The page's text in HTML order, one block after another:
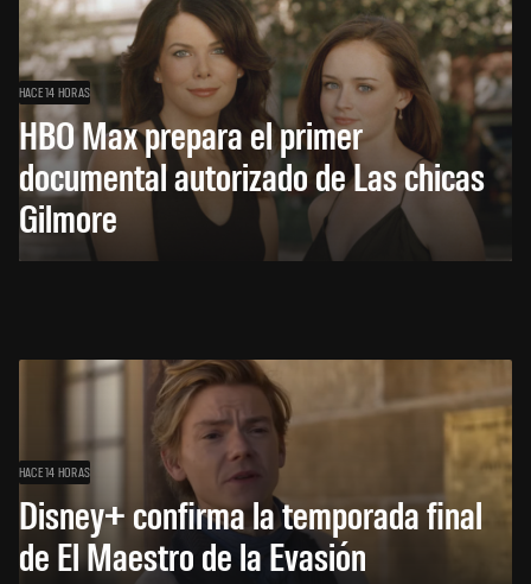
HACE 14 HORAS
HBO Max prepara el primer
documental autorizado de Las chicas
Gilmore
HACE 14 HORAS
Disney+ confirma la temporada final
de El Maestro de la Evasión